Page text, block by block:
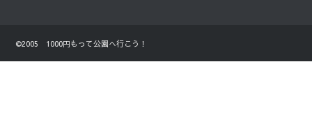
©2005 1000円もって公園へ行こう！